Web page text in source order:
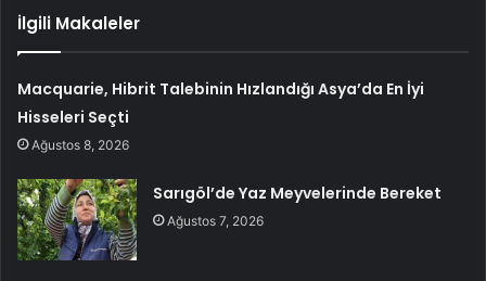
İlgili Makaleler
Macquarie, Hibrit Talebinin Hızlandığı Asya’da En İyi
Hisseleri Seçti
Ağustos 8, 2026
Sarıgöl’de Yaz Meyvelerinde Bereket
Ağustos 7, 2026